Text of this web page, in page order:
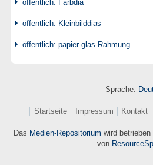
öffentlich: Farbdia
öffentlich: Kleinbilddias
öffentlich: papier-glas-Rahmung
Sprache:
Startseite Impressum Kontakt
Das Medien-Repositorium wird betrieben
von